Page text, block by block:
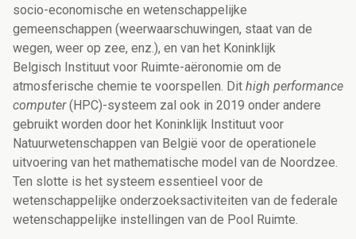
socio-economische en wetenschappelijke
gemeenschappen (weerwaarschuwingen, staat van de
wegen, weer op zee, enz.), en van het Koninklijk
Belgisch Instituut voor Ruimte-aëronomie om de
atmosferische chemie te voorspellen. Dit high performance
computer(HPC)-systeem zal ook in 2019 onder andere
gebruikt worden door het Koninklijk Instituut voor
Natuurwetenschappen van België voor de operationele
uitvoering van het mathematische model van de Noordzee.
Ten slotte is het systeem essentieel voor de
wetenschappelijke onderzoeksactiviteiten van de federale
wetenschappelijke instellingen van de Pool Ruimte.